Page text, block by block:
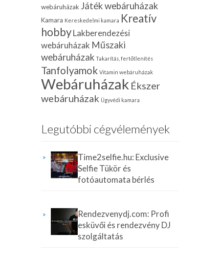
webáruházakJáték webáruházak
Kamara Kereskedelmi kamara Kreatív
hobbyLakberendezési
webáruházak Műszaki
webáruházak Takarítás, fertőtlenítés
Tanfolyamok Vitamin webáruházak
Webáruházak Ékszer
webáruházak Ügyvédi kamara
Legutóbbi cégvélemények
Time2selfie.hu: Exclusive
Selfie Tükör és
fotóautomata bérlés
Rendezvenydj.com: Profi
esküvői és rendezvény DJ
szolgáltatás